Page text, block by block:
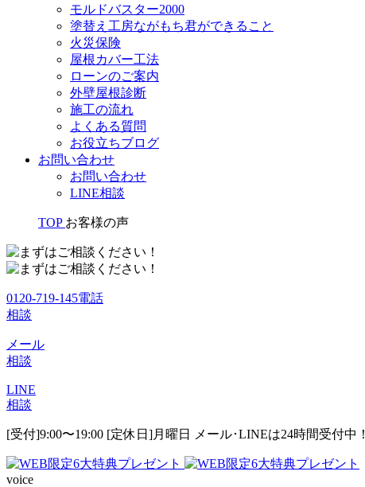
モルドバスター2000
塗替え工房ながもち君ができること
火災保険
屋根カバー工法
ローンのご案内
外壁屋根診断
施工の流れ
よくある質問
お役立ちブログ
お問い合わせ
お問い合わせ
LINE相談
TOP お客様の声
0120-719-145電話
相談
メール
相談
LINE
相談
[受付]9:00〜19:00 [定休日]月曜日 メール･LINEは24時間受付中！
voice